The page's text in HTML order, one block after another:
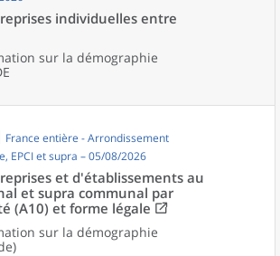
individuelles entre
sur la démographie
France entière - Arrondissement
EPCI et supra – 05/08/2026
et d'établissements au
et supra communal par
(A10) et forme légale
sur la démographie